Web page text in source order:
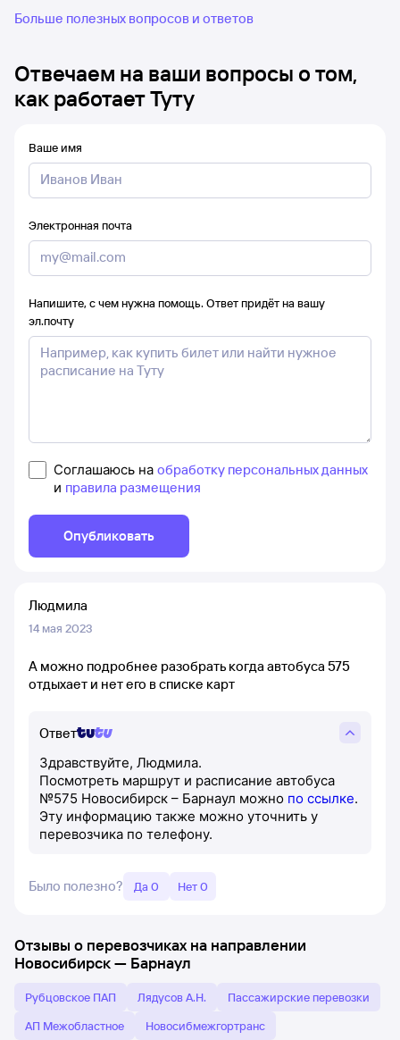
Больше полезных вопросов и ответов
Отвечаем на ваши вопросы о том,
как работает Туту
Ваше имя
Электронная почта
Напишите, с чем нужна помощь. Ответ придёт на вашу
эл.почту
Соглашаюсь на обработку персональных данных
и правила размещения
Опубликовать
Людмила
14 мая 2023
А можно подробнее разобрать когда автобуса 575
отдыхает и нет его в списке карт
Ответ
Здравствуйте, Людмила.
Посмотреть маршрут и расписание автобуса
№575 Новосибирск – Барнаул можно по ссылке.
Эту информацию также можно уточнить у
перевозчика по телефону.
Было полезно? Да 0 Нет 0
Отзывы о перевозчиках на направлении
Новосибирск— Барнаул
Рубцовское ПАП Лядусов А.Н.
Пассажирские перевозки
АП Межобластное
Новосибмежгортранс